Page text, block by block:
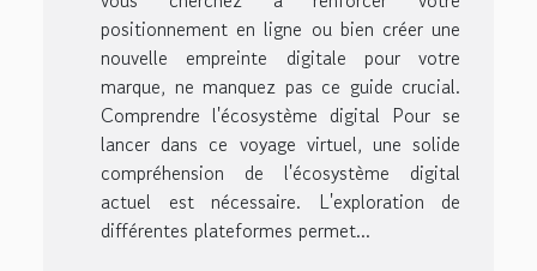
positionnement en ligne ou bien créer une
nouvelle empreinte digitale pour votre
marque, ne manquez pas ce guide crucial.
Comprendre l'écosystème digital Pour se
lancer dans ce voyage virtuel, une solide
compréhension de l'écosystème digital
actuel est nécessaire. L'exploration de
différentes plateformes permet...